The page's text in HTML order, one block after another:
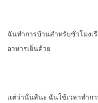
ฉันทําการบ้านสําหรับชั่วโมงเ
อาหารเย็นด้วย
เเต่ว่านั่นสินะ​ ฉันใช้​เวลาทําก